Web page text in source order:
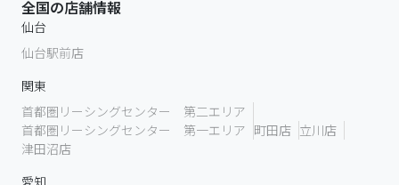
全国の店舗情報
仙台
仙台駅前店
関東
首都圏リーシングセンター 第二エリア
首都圏リーシングセンター 第一エリア 町田店 立川店
津田沼店